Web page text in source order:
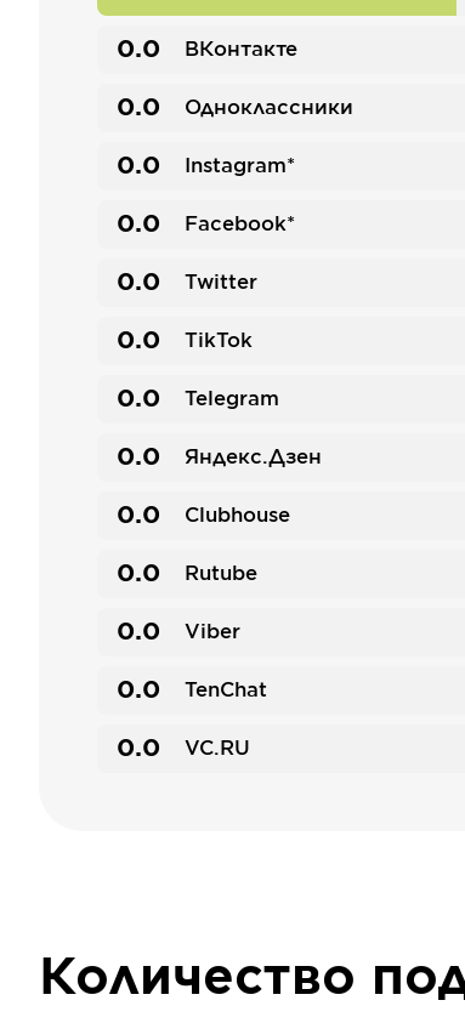
0.0 ВКонтакте
0.0 Одноклассники
0.0 Instagram*
0.0 Facebook*
0.0 Twitter
0.0 TikTok
0.0 Telegram
0.0 Яндекс.Дзен
0.0 Clubhouse
0.0 Rutube
0.0 Viber
0.0 TenChat
0.0 VC.RU
Количество